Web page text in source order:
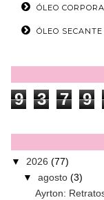
ÓLEO
ÓLEO SECANTE
9 3 7 9
▼ 2026 (77)
▼ agosto (3)
Ayrton: